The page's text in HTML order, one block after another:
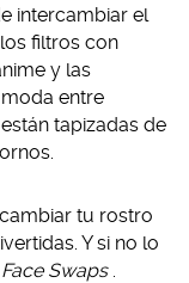
intercambiar el
filtros con
y las
entre
tapizadas de
tu rostro
Y si no lo
Face Swaps .